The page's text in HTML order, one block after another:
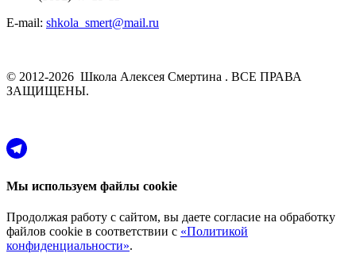
E-mail: shkola_smert@mail.ru
© 2012-2026 Школа Алексея Смертина . ВСЕ ПРАВА
ЗАЩИЩЕНЫ.
Мы используем файлы cookie
Продолжая работу с сайтом, вы даете согласие на обработку
файлов cookie в соответствии с «Политикой
конфиденциальности».